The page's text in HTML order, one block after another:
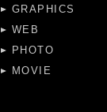
GRAPHICS
WEB
PHOTO
MOVIE